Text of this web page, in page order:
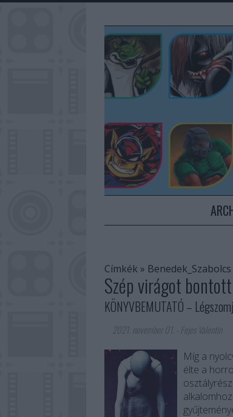
Címkék » Benedek_Szabolcs
Szép virágot
KÖNYVBEMUTATÓ –
2021. november 01.
Fejes Valentin
Míg a
élte a